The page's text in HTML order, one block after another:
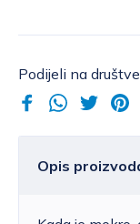
Podijeli na
Opis